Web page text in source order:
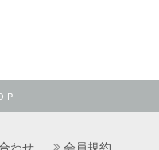
わせ 会員規約